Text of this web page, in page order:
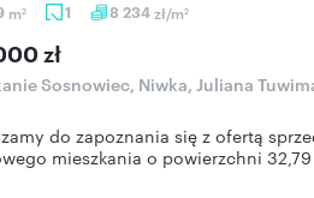
m2 1 8 234zł/m2
zł
Sosnowiec, Niwka, Juliana
do zapoznania się z ofertą
mieszkania o powierzchni 32,79